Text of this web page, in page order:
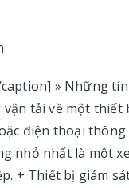
» Những
tải về một thiết
điện thoại thông
nhỏ nhất là một xe
+ Thiết bị giám